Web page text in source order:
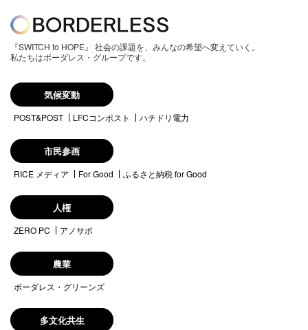
『SWITCH to HOPE』 社会の課題を、みんなの希望へ変えていく。
私たちはボーダレス・グループです。
気候変動
POST&POST LFCコンポスト ハチドリ電力
市民参画
RICE メディア For Good ふるさと納税 for Good
人権
ZERO PC アノサポ
農業
ボーダレス・グリーンズ
多文化共生